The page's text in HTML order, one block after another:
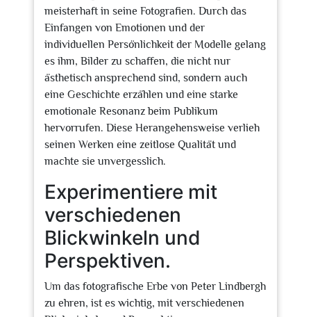
meisterhaft in seine Fotografien. Durch das
Einfangen von Emotionen und der
individuellen Persönlichkeit der Modelle gelang
es ihm, Bilder zu schaffen, die nicht nur
ästhetisch ansprechend sind, sondern auch
eine Geschichte erzählen und eine starke
emotionale Resonanz beim Publikum
hervorrufen. Diese Herangehensweise verlieh
seinen Werken eine zeitlose Qualität und
machte sie unvergesslich.
Experimentiere mit
verschiedenen
Blickwinkeln und
Perspektiven.
Um das fotografische Erbe von Peter Lindbergh
zu ehren, ist es wichtig, mit verschiedenen